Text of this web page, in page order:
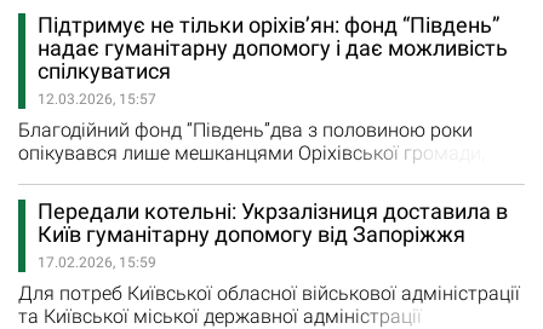
Як повідомляють організатори, категорії отримувачів
допомоги, а також кількість наборів визначаються
безпосередньо громадами — з урахуванням потреб
людей. Щоб отримати продуктову гуманітарну
допомогу, необхідно…
Підтримує не тільки оріхів’ян: фонд “Південь”
надає гуманітарну допомогу і дає можливість
спілкуватися
12.03.2026, 15:57
Благодійний фонд “Південь”два з половиною роки
опікувався лише мешканцями Оріхівської громади,
Пологівського району, в який входить 15 громад. Фонд
восени 2023 року заснував запорізький бізнесмен
Сергій Чертоляс. “Люди в першу чергу, звісно,
потребують продуктів хврчування, це продуктові…
Передали котельні: Укрзалізниця доставила в
Київ гуманітарну допомогу від Запоріжжя
17.02.2026, 15:59
Для потреб Київської обласної військової адміністрації
та Київської міської державної адміністрації